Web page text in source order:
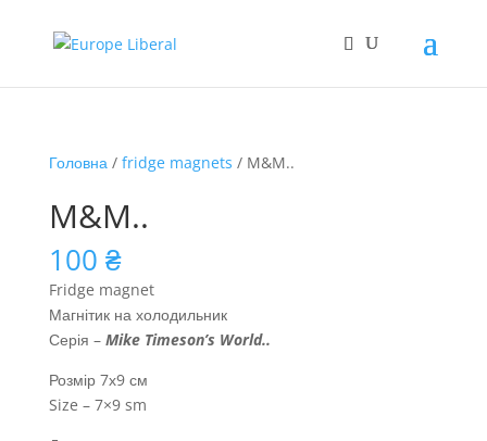
Головна/ fridge magnets / M&M..
M&M..
100 ₴
Fridge magnet
Магнітик на холодильник
Серія – Mike Timeson’s World..
Розмір 7х9 см
Size – 7×9 sm